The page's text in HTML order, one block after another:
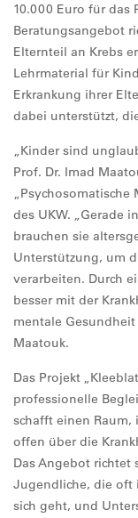
10.000 Euro für das
Beratungsangebot
Elternteil an Krebs
Lehrmaterial für
Erkrankung ihrer
dabei unterstützt,
„Kinder sind
Prof. Dr. Imad
„Psychosomatische
des UKW. „Gerade
brauchen sie
Unterstützung, um
verarbeiten. Durch
besser mit der
mentale
Maatouk.
Das Projekt
professionelle
schafft einen
offen über die
Das Angebot richtet
Jugendliche, die oft
sich geht, und